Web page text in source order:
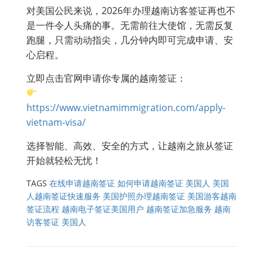
对美国公民来说，2026年办理越南访客签证再也不
是一件令人头痛的事。无需前往大使馆，无需反复
跑腿，只需动动指尖，几分钟内即可完成申请、安
心启程。
立即点击官网申请你专属的越南签证：
https://www.vietnamimmigration.com/apply-
vietnam-visa/
选择智能、高效、安全的方式，让越南之旅从签证
开始就轻松无忧！
TAGS 在线申请越南签证 如何申请越南签证 美国人 美国
人越南签证快速服务 美国护照办理越南签证 美国游客越南
签证流程 越南电子签证美国用户 越南签证加急服务 越南
访客签证 美国人